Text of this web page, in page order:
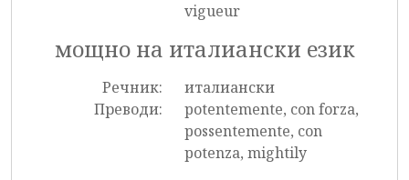
vigueur
мощно на италиански език
Речник:
италиански
Преводи:
potentemente, con forza,
possentemente, con
potenza, mightily